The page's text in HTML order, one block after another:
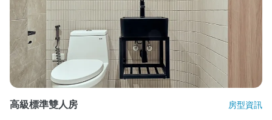
高級標準雙人房 房型資訊